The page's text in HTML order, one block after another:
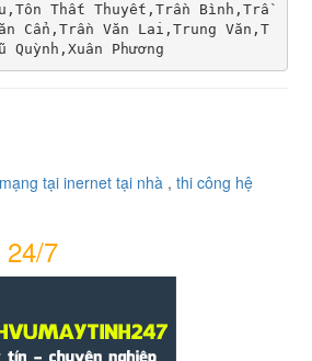
Thất Thuyết,Trần Bình,Trầ
Cẩn,Trần Văn Lai,Trung Văn,T
Quỳnh,Xuân Phương
tại inernet tại nhà , thi công hệ
7